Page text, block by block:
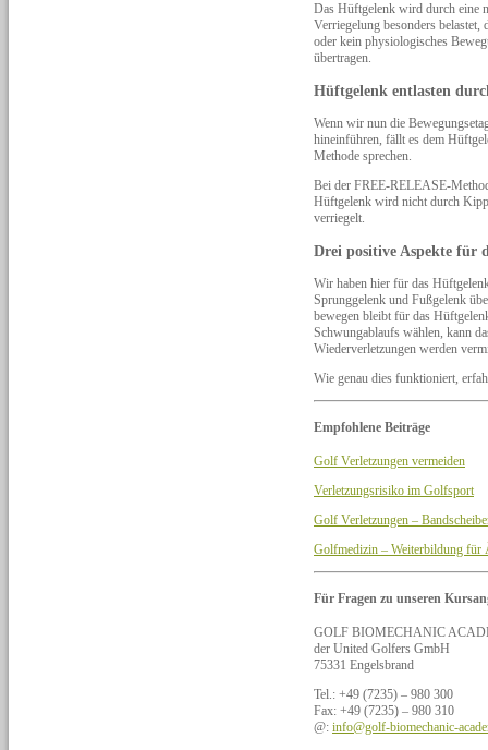
Das Hüftgelenk wird durch eine
Verriegelung besonders
oder kein physiologisches
übertragen.
Hüftgelenk entlasten
Wenn wir nun die
hineinführen, fällt es dem
Methode sprechen.
Bei der FREE-RELEASE-
Hüftgelenk wird nicht durch
verriegelt.
Drei positive Aspekte für
Wir haben hier für das
Sprunggelenk und Fußgelenk
bewegen bleibt für das
Schwungablaufs wählen, kann
Wiederverletzungen werden
Wie genau dies funktioniert,
Empfohlene Beiträge
Golf Verletzungen vermeiden
Verletzungsrisiko im Golfsport
Golf Verletzungen –
Golfmedizin – Weiterbildung für
Für Fragen zu unseren
GOLF BIOMECHANIC
der United Golfers GmbH
75331 Engelsbrand
Tel.: +49 (7235) – 980 300
Fax: +49 (7235) – 980 310
@: info@golf-biomechanic-